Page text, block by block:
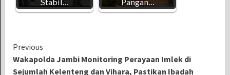
Stabil… Pangan…
Continue
Reading
Previous
Wakapolda Jambi Monitoring Perayaan Imlek di
Sejumlah Kelenteng dan Vihara, Pastikan Ibadah